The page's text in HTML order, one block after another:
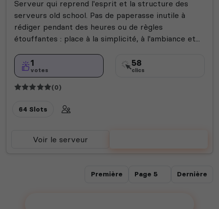
Serveur qui reprend l'esprit et la structure des
serveurs old school. Pas de paperasse inutile à
rédiger pendant des heures ou de règles
étouffantes : place à la simplicité, à l'ambiance et...
1
votes
58
clics
(0)
64 Slots
Voir le serveur
Première Dernière